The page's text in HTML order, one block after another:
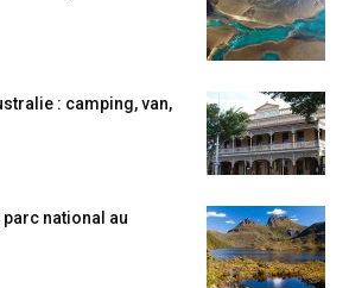
: camping, van,
national au